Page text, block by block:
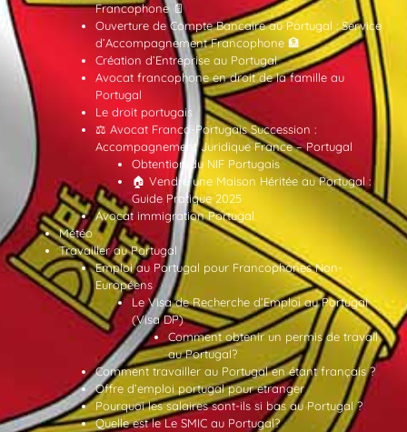
Francophone 📄
Ouverture de Compte Bancaire au Portugal : Service
d’Accompagnement Francophone 🏦
Création d’Entreprise au Portugal
Avocat francophone en droit de la famille au
Portugal
Le droit portugais
⚖️ Avocat Franco-Portugais Succession :
Accompagnement Juridique France – Portugal
Obtention du NIF Portugais
🏠 Vendre une Maison Héritée au Portugal :
Guide Pratique 2025
Avocat immigration Portugal
Météo
Travailler au Portugal
Emploi au Portugal pour Francophones Non-
Européens
Le Visa de Recherche d’Emploi au Portugal
(Visa DP)
Comment obtenir un permis de travail
au Portugal?
Comment travailler au Portugal en étant français ?
Offre d’emploi portugal pour etranger
Pourquoi les salaires sont-ils si bas au Portugal ?
Quelle est le Le SMIC au Portugal?